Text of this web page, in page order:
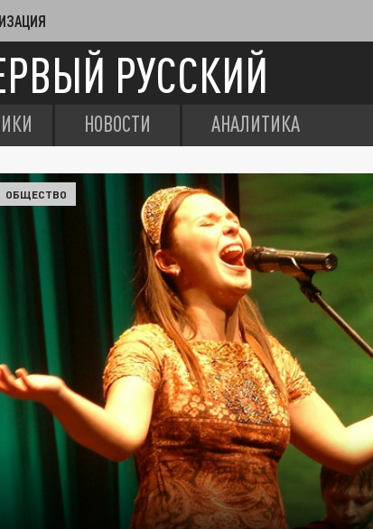
РУССКИЙ
НОВОСТИ АНАЛИТИКА
ОБЩЕСТВО